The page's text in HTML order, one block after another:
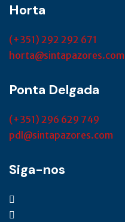
Horta
(+351) 292 292 671
horta@sintapazores.com
Ponta Delgada
(+351) 296 629 749
pdl@sintapazores.com
Siga-nos